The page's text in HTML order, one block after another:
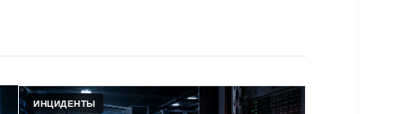
ИНЦИДЕНТЫ